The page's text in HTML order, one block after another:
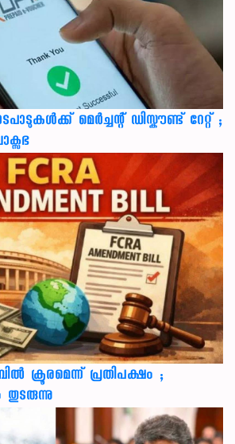
മെർച്ചന്റ് ഡിസ്കൗണ്ട് റേറ്റ് ;
ക്രൂരമെന്ന് പ്രതിപക്ഷം ;
തുടരുന്നു